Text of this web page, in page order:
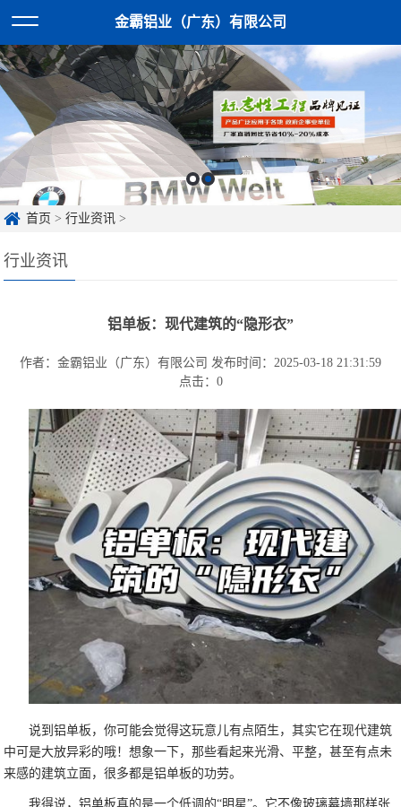
金霸铝业（广东）有限公司
首页 >行业资讯 >
行业资讯
铝单板：现代建筑的“隐形衣”
作者：金霸铝业（广东）有限公司 发布时间：2025-03-18 21:31:59
点击： 0
说到铝单板，你可能会觉得这玩意儿有点陌生，其实它在现代建筑
中可是大放异彩的哦！想象一下，那些看起来光滑、平整，甚至有点未
来感的建筑立面，很多都是铝单板的功劳。
我得说，铝单板真的是一个低调的“明星”。它不像玻璃幕墙那样张